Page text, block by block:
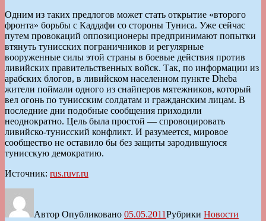
Одним из таких предлогов может стать открытие «второго
фронта» борьбы с Каддафи со стороны Туниса. Уже сейчас
путем провокаций оппозиционеры предпринимают попытки
втянуть тунисских пограничников и регулярные
вооруженные силы этой страны в боевые действия против
ливийских правительственных войск. Так, по информации из
арабских блогов, в ливийском населенном пункте Dheba
жители поймали одного из снайперов мятежников, который
вел огонь по тунисским солдатам и гражданским лицам. В
последние дни подобные сообщения приходили
неоднократно. Цель была простой — спровоцировать
ливийско-тунисский конфликт. И разумеется, мировое
сообщество не оставило бы без защиты зародившуюся
тунисскую демократию.
Источник: rus.ruvr.ru
Автор Опубликовано 05.05.2011Рубрики Новости